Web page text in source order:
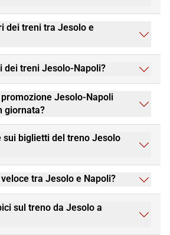
dei treni tra Jesolo e
dei treni Jesolo-Napoli?
Jesolo-Napoli
giornata?
sui biglietti del treno Jesolo
tra Jesolo e Napoli?
sul treno da Jesolo a